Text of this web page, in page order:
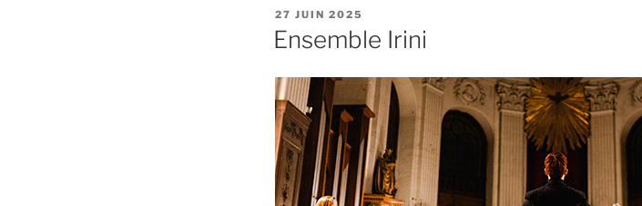
PUBLIÉ
LE
27 JUIN 2025
Ensemble Irini